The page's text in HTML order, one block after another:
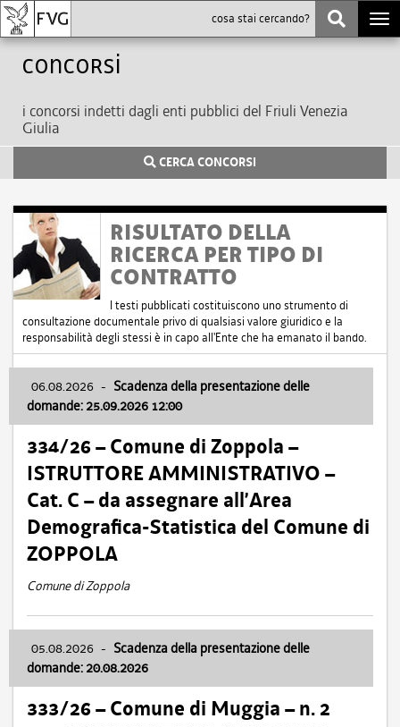
Concorsi
i concorsi indetti dagli enti pubblici del Friuli Venezia
Giulia
CERCA CONCORSI
RISULTATO DELLA
RICERCA PER TIPO DI
CONTRATTO
I testi pubblicati costituiscono uno strumento di
consultazione documentale privo di qualsiasi valore giuridico e la
responsabilità degli stessi è in capo all'Ente che ha emanato il bando.
06.08.2026 - Scadenza della presentazione delle
domande: 25.09.2026 12:00
334/26 – Comune di Zoppola –
ISTRUTTORE AMMINISTRATIVO –
Cat. C – da assegnare all’Area
Demografica-Statistica del Comune di
ZOPPOLA
Comune di Zoppola
05.08.2026 - Scadenza della presentazione delle
domande: 20.08.2026
333/26 – Comune di Muggia – n. 2